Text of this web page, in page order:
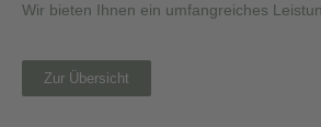
Wir bieten Ihnen ein umfangreiches
Zur Übersicht